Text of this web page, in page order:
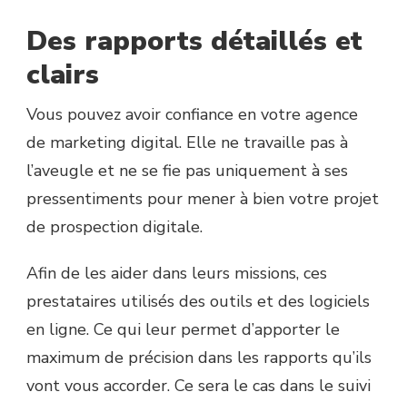
Des rapports détaillés et
clairs
Vous pouvez avoir confiance en votre agence
de marketing digital. Elle ne travaille pas à
l’aveugle et ne se fie pas uniquement à ses
pressentiments pour mener à bien votre projet
de prospection digitale.
Afin de les aider dans leurs missions, ces
prestataires utilisés des outils et des logiciels
en ligne. Ce qui leur permet d’apporter le
maximum de précision dans les rapports qu’ils
vont vous accorder. Ce sera le cas dans le suivi